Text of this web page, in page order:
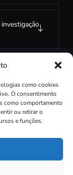
como cookies
O consentimento
como comportamento
ou retirar o
e funções.
profissional.